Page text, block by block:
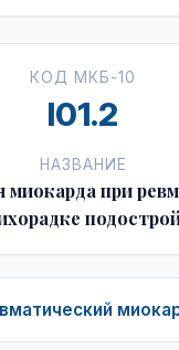
КОД МКБ-10
I01.2
НАЗВАНИЕ
миокарда при